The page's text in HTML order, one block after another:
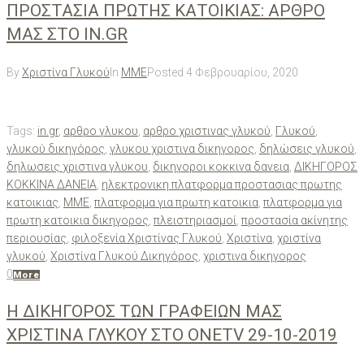
ΠΡΟΣΤΑΣΙΑ ΠΡΩΤΗΣ ΚΑΤΟΙΚΙΑΣ: AΡΘΡΟ
ΜΑΣ ΣΤΟ IN.GR
ByΧριστίνα Γλυκού In ΜΜΕPosted 4 Φεβρουαρίου, 2020
Tags: in.gr, αρθρο γλυκου αρθρο χριστινας γλυκού Γλυκού
γλυκού δικηγόρος γλυκου χριστινα δικηγορος δηλώσεις γλυκού
δηλωσεις χριστινα γλυκου δικηγοροι κοκκινα δανεια ΔΙΚΗΓΟΡΟΣ
ΚΟΚΚΙΝΑ ΔΑΝΕΙΑ ηλεκτρονικη πλατφορμα προστασιας πρωτης
κατοικιας ΜΜΕ πλατφορμα για πρωτη κατοικια πλατφορμα για
πρωτη κατοικια δικηγορος πλειστηριασμοί προστασία ακίνητης
περιουσίας φιλοξενία Χριστίνας Γλυκού Χριστίνα χριστίνα
γλυκού Χριστίνα Γλυκού Δικηγόρος χριστινα δικηγορος
0 More
H ΔΙΚΗΓΟΡΟΣ ΤΩΝ ΓΡΑΦΕΙΩΝ ΜΑΣ
ΧΡΙΣΤΙΝΑ ΓΛΥΚΟΥ ΣΤΟ ONETV 29-10-2019